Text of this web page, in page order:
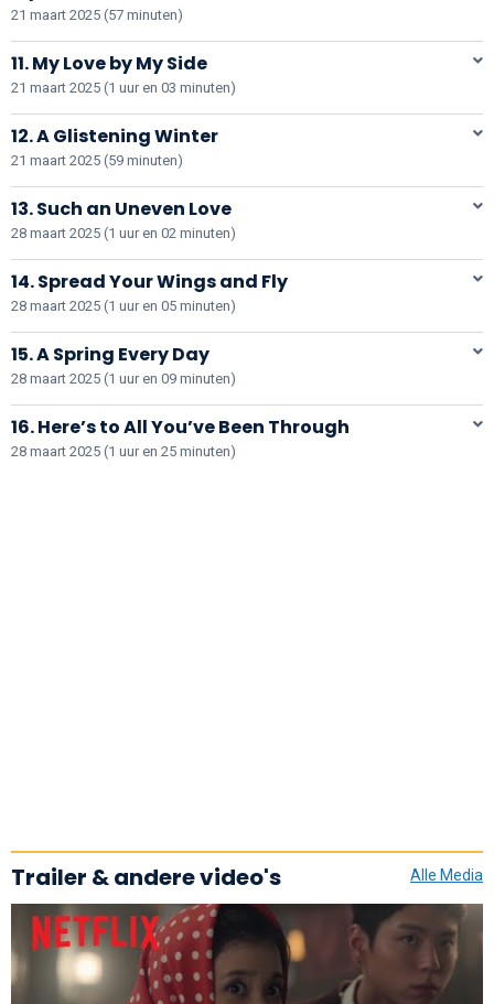
21 maart 2025 (57 minuten)
11. My Love by My Side
21 maart 2025 (1 uur en 03 minuten)
12. A Glistening Winter
21 maart 2025 (59 minuten)
13. Such an Uneven Love
28 maart 2025 (1 uur en 02 minuten)
14. Spread Your Wings and Fly
28 maart 2025 (1 uur en 05 minuten)
15. A Spring Every Day
28 maart 2025 (1 uur en 09 minuten)
16. Here’s to All You’ve Been Through
28 maart 2025 (1 uur en 25 minuten)
Trailer & andere video's Alle Media